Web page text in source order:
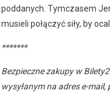
poddanych. Tymczasem
musieli połączyć siły, by
*******
Bezpieczne zakupy w
wysyłanym na adres e-